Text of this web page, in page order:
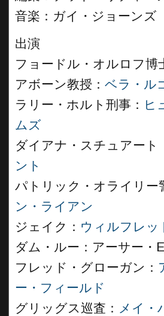
音楽：ガイ・ジョーンズ
出演
フョードル・オルロフ博
アボーン教授： ベラ・ル
ラリー・ホルト刑事： ヒ
ムズ
ダイアナ・スチュアート
ント
パトリック・オライリー
ン・ライアン
ジェイク： ウィルフレッ
ダム・ルー：アーサー・
フレッド・グローガン：
ー・フィールド
グリッグス巡査： メイ・